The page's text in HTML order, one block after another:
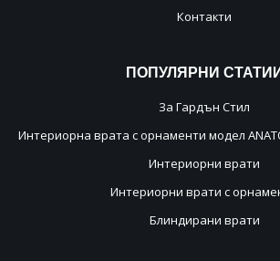
Контакти
ПОПУЛЯРНИ
За Гардън Стил
Интериорна врата с орнаменти модел
Интериорни врати
Интериорни врати с
Блиндирани врати